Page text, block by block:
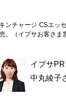
ンチャージ CSエッ
。（イプサお客さま
イプサPR
中丸綾子